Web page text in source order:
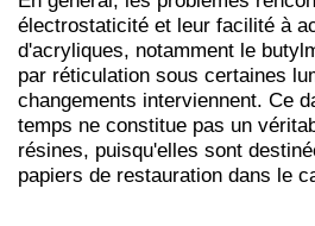
électrostaticité et leur facilité à
d'acryliques, notamment le
par réticulation sous certaines
changements interviennent. Ce
temps ne constitue pas un
résines, puisqu'elles sont
papiers de restauration dans le